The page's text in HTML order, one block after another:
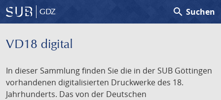
GDZ search Suchen
VD18 digital
In dieser Sammlung finden Sie die in der SUB Göttingen
vorhandenen digitalisierten Druckwerke des 18.
Jahrhunderts. Das von der Deutschen